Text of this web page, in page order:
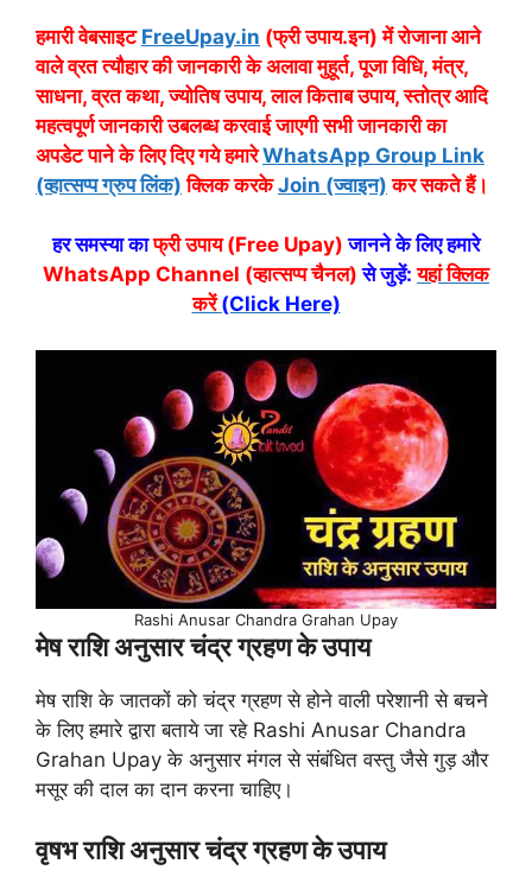
हमारी वेबसाइट FreeUpay.in (फ्री उपाय.इन) में रोजाना आने
वाले व्रत त्यौहार की जानकारी के अलावा मुहूर्त, पूजा विधि, मंत्र,
साधना, व्रत कथा, ज्योतिष उपाय, लाल किताब उपाय, स्तोत्र आदि
महत्वपूर्ण जानकारी उबलब्ध करवाई जाएगी सभी जानकारी का
अपडेट पाने के लिए दिए गये हमारेWhatsApp Group Link
(व्हात्सप्प ग्रुप लिंक) क्लिक करकेJoin (ज्वाइन) कर सकते हैं।
हर समस्या काफ्री उपाय (Free Upay) जानने के लिए हमारे
WhatsApp Channel (व्हात्सप्प चैनल) से जुड़ें:यहां क्लिक
करें(Click Here)
Rashi Anusar Chandra Grahan Upay
मेष राशि अनुसार चंद्र ग्रहण के उपाय
मेष राशि के जातकों को चंद्र ग्रहण से होने वाली परेशानी से बचने
के लिए हमारे द्वारा बताये जा रहे Rashi Anusar Chandra
Grahan Upay के अनुसार मंगल से संबंधित वस्तु जैसे गुड़ और
मसूर की दाल का दान करना चाहिए।
वृषभ राशि अनुसार चंद्र ग्रहण के उपाय